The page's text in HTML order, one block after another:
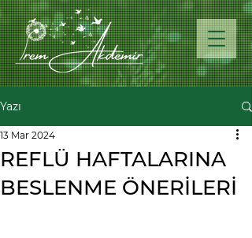
Yazı
REFLÜ HAFTALARINA
BESLENME ÖNERİLERİ
13 Mar 2024